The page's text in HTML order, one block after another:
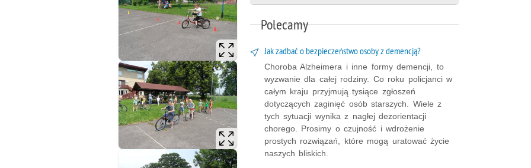
Polecamy
Jak zadbać o bezpieczeństwo osoby z demencją?
Choroba Alzheimera i inne formy demencji, to
wyzwanie dla całej rodziny. Co roku policjanci w
całym kraju przyjmują tysiące zgłoszeń
dotyczących zaginięć osób starszych. Wiele z
tych sytuacji wynika z nagłej dezorientacji
chorego. Prosimy o czujność i wdrożenie
prostych rozwiązań, które mogą uratować życie
naszych bliskich.